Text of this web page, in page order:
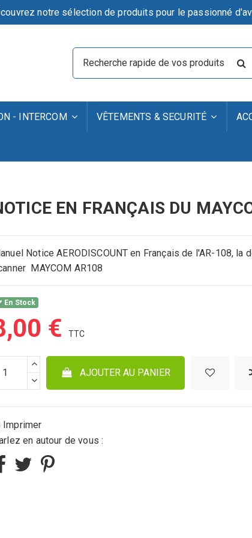
notre sélection de produits pour le passionné
- INTERCOM VÊTEMENTS & SECURITÉ
EN FRANÇAIS DU
Notice AERODISCOUNT en Français de l'AR-108,
MAYCOM AR108
En Stock
€
AJOUTER AU PANIER
Imprimer
en autour de vous :